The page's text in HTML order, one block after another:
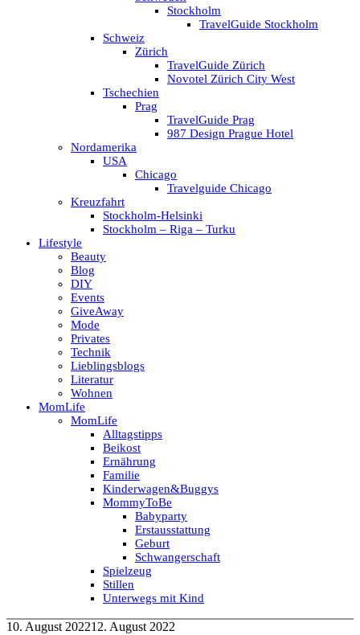
Stockholm
TravelGuide Stockholm
Schweiz
Zürich
TravelGuide Zürich
Novotel Zürich City West
Tschechien
Prag
TravelGuide Prag
987 Design Prague Hotel
Nordamerika
USA
Chicago
Travelguide Chicago
Kreuzfahrt
Stockholm-Helsinki
Stockholm – Riga – Turku
Lifestyle
Beauty
Blog
DIY
Events
GiveAway
Mode
Privates
Technik
Lieblingsblogs
Literatur
Wohnen
MomLife
MomLife
Alltagstipps
Beikost
Ernährung
Familie
Kinderwagen&Buggys
MommyToBe
Babyparty
Erstausstattung
Geburt
Schwangerschaft
Spielzeug
Stillen
Unterwegs mit Kind
10. August 202212. August 2022